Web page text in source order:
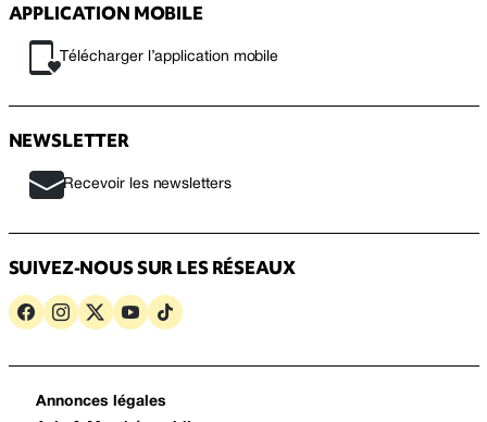
APPLICATION MOBILE
Télécharger l’application mobile
NEWSLETTER
Recevoir les newsletters
SUIVEZ-NOUS SUR LES RÉSEAUX
Annonces légales